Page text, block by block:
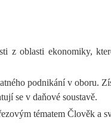
z oblasti ekonomiky,
podnikání v oboru.
se v daňové soustavě.
tématem Člověk a